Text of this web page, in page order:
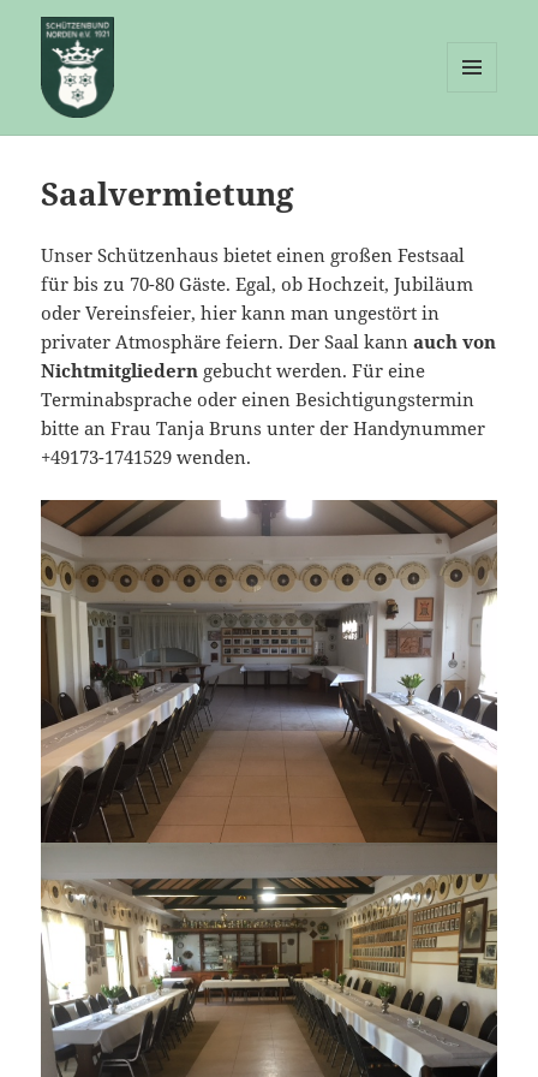
WIDGETS
Saalvermietung
Unser Schützenhaus bietet einen großen Festsaal
für bis zu 70-80 Gäste. Egal, ob Hochzeit, Jubiläum
oder Vereinsfeier, hier kann man ungestört in
privater Atmosphäre feiern. Der Saal kannauch von
Nichtmitgliedern gebucht werden. Für eine
Terminabsprache oder einen Besichtigungstermin
bitte an Frau Tanja Bruns unter der Handynummer
+49173-1741529 wenden.